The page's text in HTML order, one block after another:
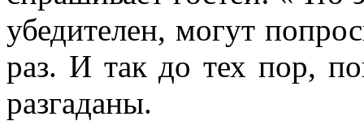
убедителен, могут
раз. И так до тех пор,
разгаданы.